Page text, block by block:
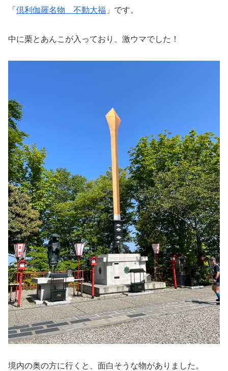
「 倶利伽羅名物 不動大福 」です。
中に栗とあんこが入っており、激ウマでした！
境内の奥の方に行くと、面白そうな物がありました。